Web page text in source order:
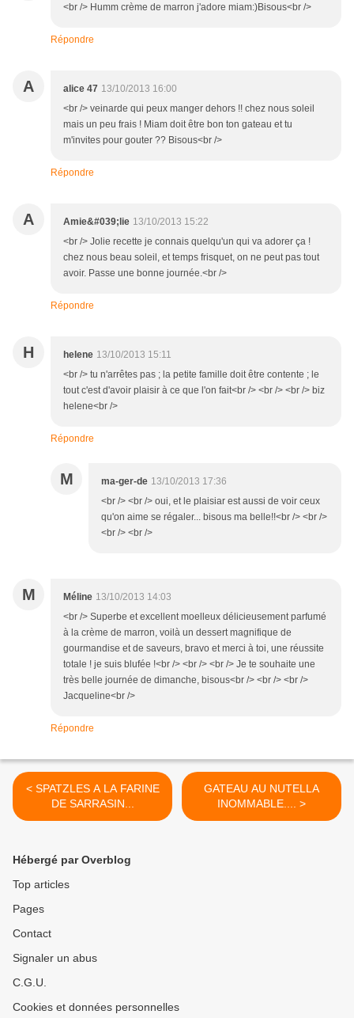
<br /> Humm crème de marron j'adore miam:)Bisous<br />
Répondre
A alice 47 13/10/2013 16:00
<br /> veinarde qui peux manger dehors !! chez nous soleil
mais un peu frais ! Miam doit être bon ton gateau et tu
m'invites pour gouter ?? Bisous<br />
Répondre
A Amie&#039;lie 13/10/2013 15:22
<br /> Jolie recette je connais quelqu'un qui va adorer ça !
chez nous beau soleil, et temps frisquet, on ne peut pas tout
avoir. Passe une bonne journée.<br />
Répondre
H helene 13/10/2013 15:11
<br /> tu n'arrêtes pas ; la petite famille doit être contente ; le
tout c'est d'avoir plaisir à ce que l'on fait<br /> <br /> <br /> biz
helene<br />
Répondre
M ma-ger-de 13/10/2013 17:36
<br /> <br /> oui, et le plaisiar est aussi de voir ceux
qu'on aime se régaler... bisous ma belle!!<br /> <br />
<br /> <br />
M Méline 13/10/2013 14:03
<br /> Superbe et excellent moelleux délicieusement parfumé
à la crème de marron, voilà un dessert magnifique de
gourmandise et de saveurs, bravo et merci à toi, une réussite
totale ! je suis blufée !<br /> <br /> <br /> Je te souhaite une
très belle journée de dimanche, bisous<br /> <br /> <br />
Jacqueline<br />
Répondre
< SPATZLES A LA FARINE
DE SARRASIN...
GATEAU AU NUTELLA
INOMMABLE.... >
Hébergé par Overblog
Top articles
Pages
Contact
Signaler un abus
C.G.U.
Cookies et données personnelles